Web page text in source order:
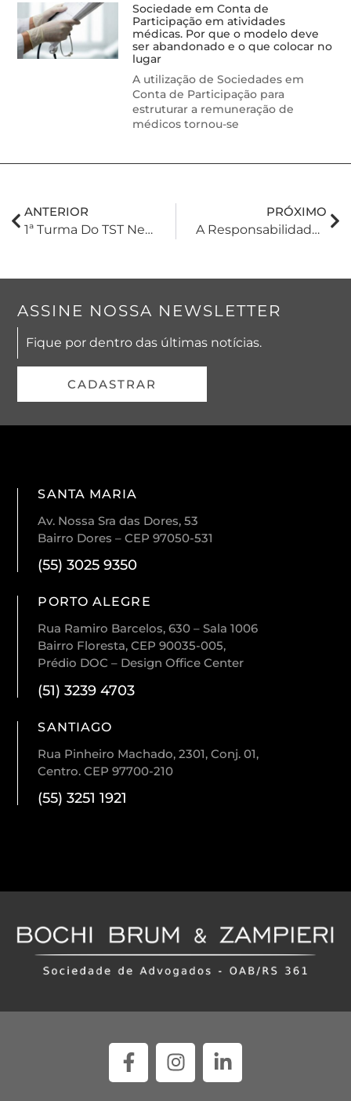
Sociedade em Conta de
Participação em atividades
médicas. Por que o modelo deve
ser abandonado e o que colocar no
lugar
A utilização de Sociedades em
Conta de Participação para
estruturar a remuneração de
médicos tornou-se
ANTERIOR
1ª Turma Do TST Nega Vínculo De Emprego Entre Uber E Motorista
PRÓXIMO
A Responsabilidade Civil E O Agronegócio
ASSINE NOSSA NEWSLETTER
Fique por dentro das últimas notícias.
CADASTRAR
SANTA MARIA
Av. Nossa Sra das Dores, 53
Bairro Dores – CEP 97050-531
(55) 3025 9350
PORTO ALEGRE
Rua Ramiro Barcelos, 630 – Sala 1006
Bairro Floresta, CEP 90035-005,
Prédio DOC – Design Office Center
(51) 3239 4703
SANTIAGO
Rua Pinheiro Machado, 2301, Conj. 01,
Centro. CEP 97700-210
(55) 3251 1921